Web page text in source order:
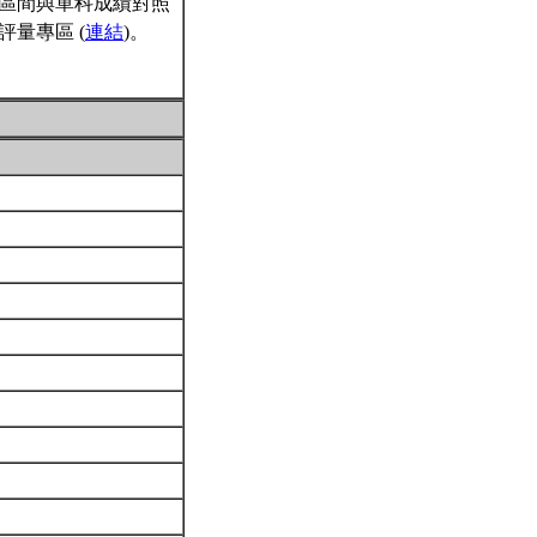
量專區 (連結)。